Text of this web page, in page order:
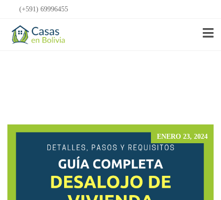
(+591) 69996455
Anunciar Gratis
ENERO 23, 2024